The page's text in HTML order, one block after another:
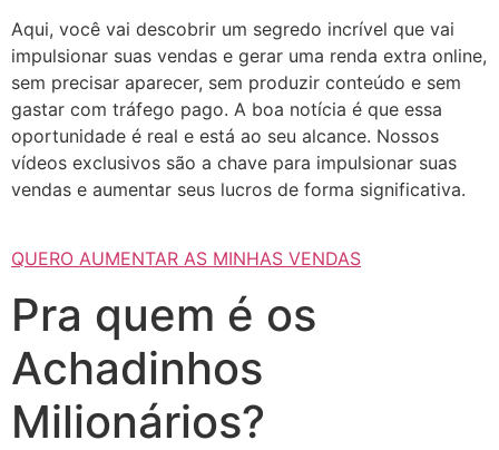
Aqui, você vai descobrir um segredo incrível que vai
impulsionar suas vendas e gerar uma renda extra online,
sem precisar aparecer, sem produzir conteúdo e sem
gastar com tráfego pago. A boa notícia é que essa
oportunidade é real e está ao seu alcance. Nossos
vídeos exclusivos são a chave para impulsionar suas
vendas e aumentar seus lucros de forma significativa.
QUERO AUMENTAR AS MINHAS VENDAS
Pra quem é os
Achadinhos
Milionários?